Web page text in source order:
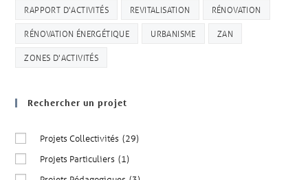
RAPPORT D'ACTIVITÉS REVITALISATION RÉNOVATION
RÉNOVATION ÉNERGÉTIQUE URBANISME ZAN
ZONES D'ACTIVITÉS
Rechercher un projet
Projets Collectivités (29)
Projets Particuliers (1)